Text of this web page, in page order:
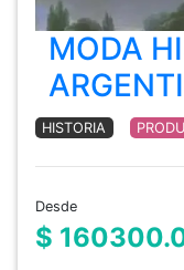
MODA
HISTORIA
Desde
$